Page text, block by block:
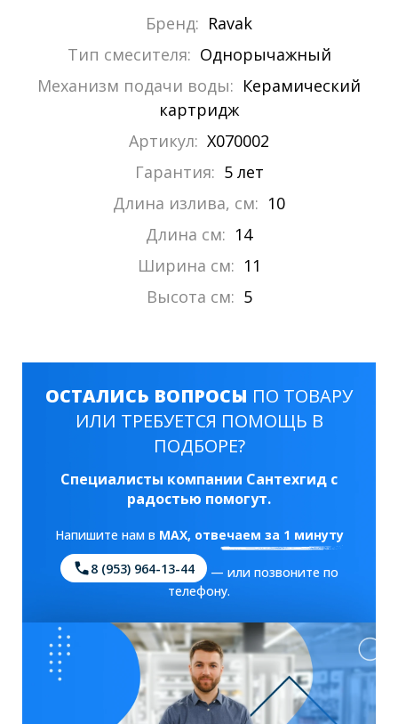
Бренд: Ravak
Тип смесителя: Однорычажный
Механизм подачи воды: Керамический
картридж
Артикул: X070002
Гарантия: 5 лет
Длина излива, см: 10
Длина см: 14
Ширина см: 11
Высота см: 5
ОСТАЛИСЬ ВОПРОСЫ ПО ТОВАРУ
ИЛИ ТРЕБУЕТСЯ ПОМОЩЬ В
ПОДБОРЕ?
Специалисты компании Сантехгид с
радостью помогут.
Напишите нам в MAX, отвечаем за 1 минуту
8 (953) 964-13-44
— или позвоните по
телефону.